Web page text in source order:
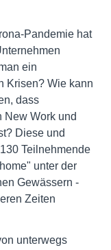
Pandemie hat
ein
Krisen? Wie kann
dass
New Work und
Diese und
Teilnehmende
unter der
Gewässern -
Zeiten
unterwegs